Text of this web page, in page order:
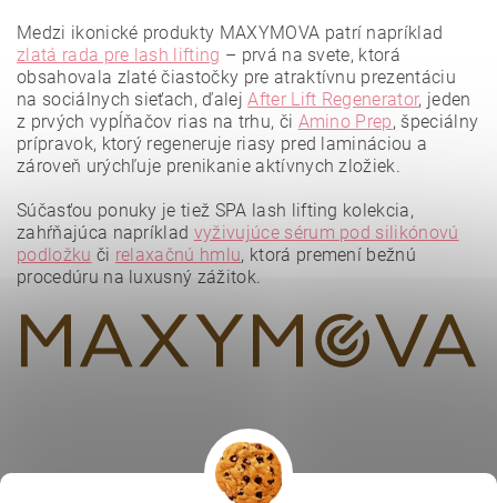
Vložením hodnotenie súhlasíte spodmienkami ochrany
Medzi ikonické produkty MAXYMOVA patrí napríklad
zlatá rada pre lash lifting – prvá na svete, ktorá
obsahovala zlaté čiastočky pre atraktívnu prezentáciu
na sociálnych sieťach, ďalejAfter Lift Regenerator, jeden
z prvých vypĺňačov rias na trhu, či Amino Prep, špeciálny
prípravok, ktorý regeneruje riasy pred lamináciou a
zároveň urýchľuje prenikanie aktívnych zložiek.
Súčasťou ponuky je tiež SPA lash lifting kolekcia,
zahŕňajúca napríklad vyživujúce sérum pod silikónovú
podložku či relaxačnú hmlu, ktorá premení bežnú
procedúru na luxusný zážitok.